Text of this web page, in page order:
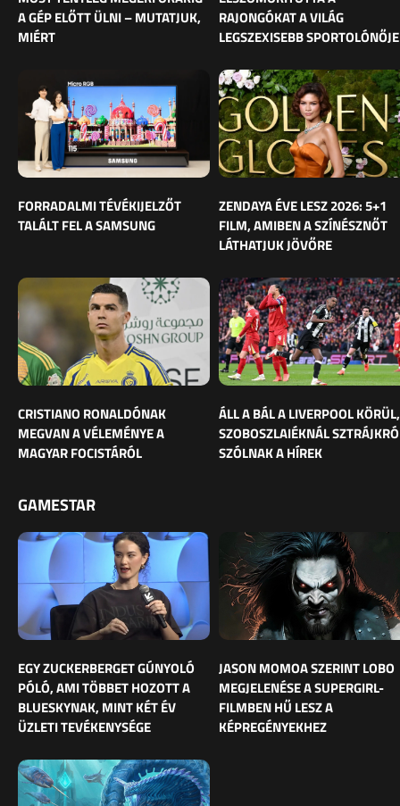
A GÉP ELŐTT ÜLNI – MUTATJUK,
MIÉRT
RAJONGÓKAT A VILÁG
LEGSZEXISEBB SPORTOLÓNŐJE
FORRADALMI TÉVÉKIJELZŐT
TALÁLT FEL A SAMSUNG
ZENDAYA ÉVE LESZ 2026: 5+1
FILM, AMIBEN A SZÍNÉSZNŐT
LÁTHATJUK JÖVŐRE
CRISTIANO RONALDÓNAK
MEGVAN A VÉLEMÉNYE A
MAGYAR FOCISTÁRÓL
ÁLL A BÁL A LIVERPOOL KÖRÜL,
SZOBOSZLAIÉKNÁL
SZÓLNAK A HÍREK
GAMESTAR
EGY ZUCKERBERGET GÚNYOLÓ
PÓLÓ, AMI TÖBBET HOZOTT A
BLUESKYNAK, MINT KÉT ÉV
ÜZLETI TEVÉKENYSÉGE
JASON MOMOA SZERINT LOBO
MEGJELENÉSE A SUPERGIRL-
FILMBEN HŰ LESZ A
KÉPREGÉNYEKHEZ